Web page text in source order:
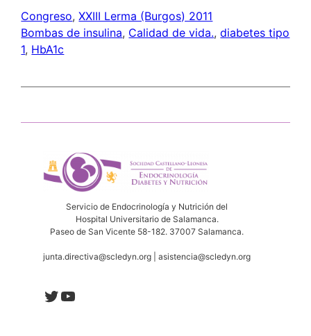
Congreso, XXIII Lerma (Burgos) 2011
Bombas de insulina, Calidad de vida., diabetes tipo
1, HbA1c
Servicio de Endocrinología y Nutrición del
Hospital Universitario de Salamanca.
Paseo de San Vicente 58-182. 37007 Salamanca.
junta.directiva@scledyn.org | asistencia@scledyn.org
Twitter
YouTube